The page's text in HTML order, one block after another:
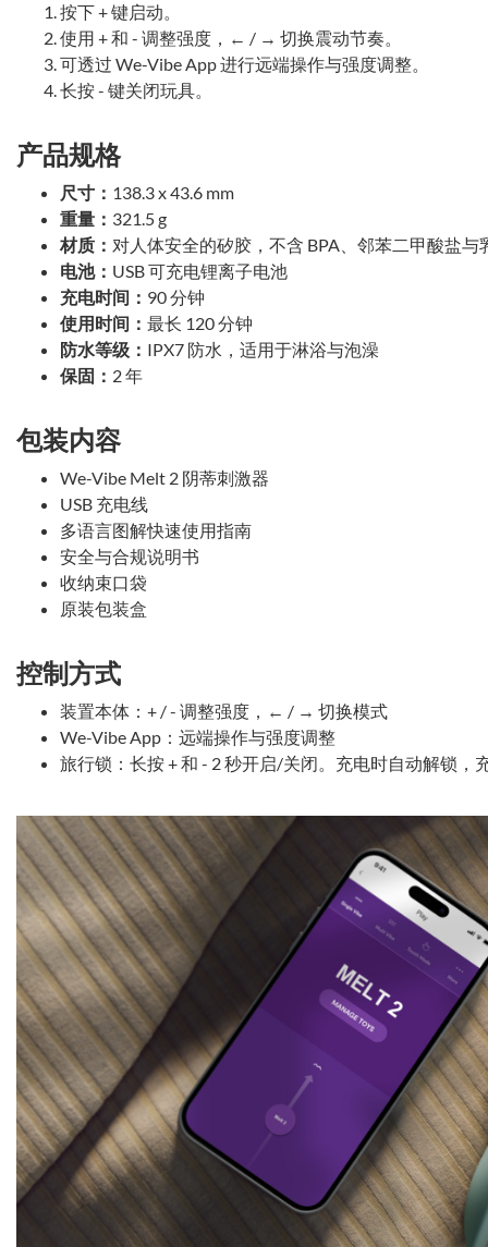
按下 + 键启动。
使用 + 和 - 调整强度，← / → 切换震动节奏。
可透过 We-Vibe App 进行远端操作与强度调整。
长按 - 键关闭玩具。
产品规格
尺寸： 138.3 x 43.6 mm
重量： 321.5 g
材质： 对人体安全的矽胶，不含 BPA、邻苯二甲酸盐与
电池： USB 可充电锂离子电池
充电时间： 90 分钟
使用时间： 最长 120 分钟
防水等级： IPX7 防水，适用于淋浴与泡澡
保固： 2 年
包装内容
We-Vibe Melt 2 阴蒂刺激器
USB 充电线
多语言图解快速使用指南
安全与合规说明书
收纳束口袋
原装包装盒
控制方式
装置本体：+ / - 调整强度，← / → 切换模式
We-Vibe App：远端操作与强度调整
旅行锁：长按 + 和 - 2 秒开启/关闭。充电时自动解锁，